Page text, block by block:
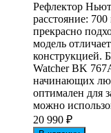
Рефлектор
расстояние:
прекрасно
модель
конструкцией.
Watcher BK
начинающих
оптимален для
можно
20 990 ₽